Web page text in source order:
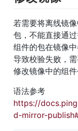
若需要将离线镜
包，不能直接通
组件的包在镜像
导致校验失败，
修改镜像中的组件
语法参考
https://
d-mirror-